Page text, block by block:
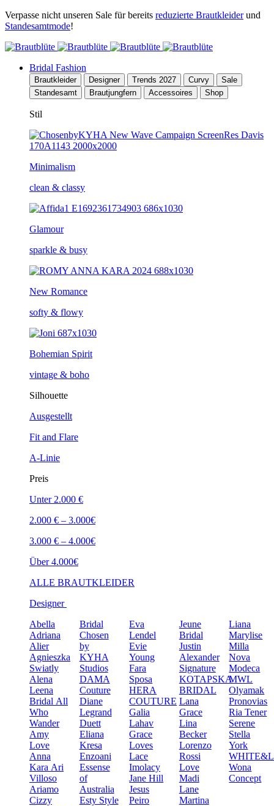
Verpasse nicht unseren Sale für bereits reduzierte Brautkleiderund
Standesamtmode!
Bridal Fashion
Brautkleider Designer Trends 2027 Curvy
Sale
Standesamt
Brautjungfern Accessoires Shop
Stil
Minimalism
clean & classy
Glamour
sparkle & busy
New Romance
softy & flowy
Bohemian Spirit
vintage & boho
Silhouette
Ausgestellt
Fit and Flare
A-Linie
Preis
Unter 2.000 €
2.000 € – 3.000€
3.000 € – 4.000€
Über 4.000€
ALLE BRAUTKLEIDER
Designer
Abella
Adriana
Alier
Agnieszka
Swiatly
Alena
Leena
Bridal All
Who
Wander
Amy
Love
Anna
Kara Ari
Villoso
Ariamo
Cizzy
Bridal
Chosen
by
KYHA
Studios
DAMA
Couture
Diane
Legrand
Duett
Eliana
Kresa
Enzoani
Essense
of
Australia
Esty Style
Eva
Lendel
Evie
Young
Fara
Sposa
HERA
COUTURE
Galia
Lahav
Grace
Loves
Lace
Imolacy
Jane Hill
Jesus
Peiro
Jeune
Bridal
Justin
Alexander
Signature
KOTAPSKA
BRIDAL
Lana
Grace
Lina
Becker
Lorenzo
Rossi
Love
Madi
Lane
Martina
Liana
Marylise
Milla
Nova
Modeca
MWL
Olyamak
Pronovias
Ria Tener
Serene
Stella
York
Wona
Concept